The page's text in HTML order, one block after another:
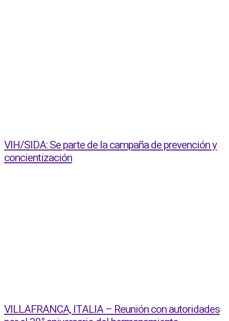
VIH/SIDA: Se parte de la campaña de prevención y
concientización
VILLAFRANCA, ITALIA – Reunión con autoridades